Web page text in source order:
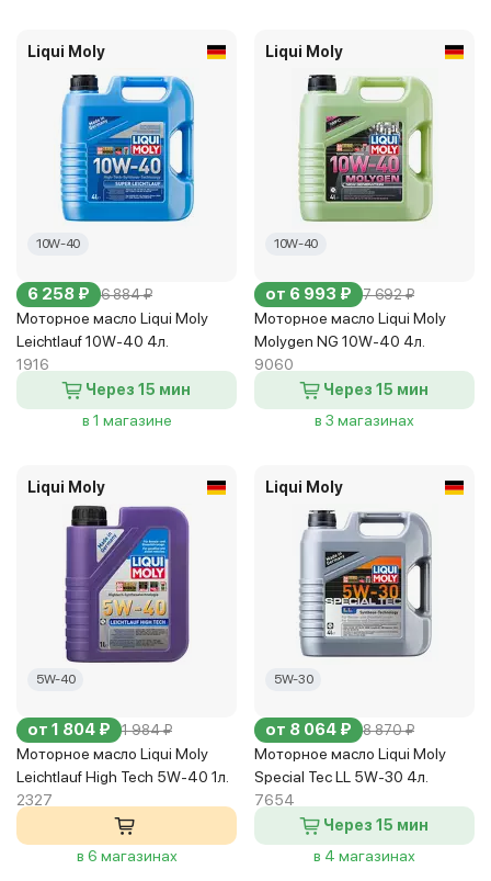
Liqui Moly
10W-40
6 258 ₽ 6 884 ₽
Моторное масло Liqui Moly
Leichtlauf 10W-40 4л.
1916
Через 15 мин
в 1 магазине
Liqui Moly
10W-40
от 6 993 ₽ 7 692 ₽
Моторное масло Liqui Moly
Molygen NG 10W-40 4л.
9060
Через 15 мин
в 3 магазинах
Liqui Moly
5W-40
от 1 804 ₽ 1 984 ₽
Моторное масло Liqui Moly
Leichtlauf High Tech 5W-40 1л.
2327
в 6 магазинах
Liqui Moly
5W-30
от 8 064 ₽ 8 870 ₽
Моторное масло Liqui Moly
Special Tec LL 5W-30 4л.
7654
Через 15 мин
в 4 магазинах